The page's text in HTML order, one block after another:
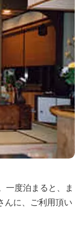
一度泊まると、ま
んに、ご利用頂い